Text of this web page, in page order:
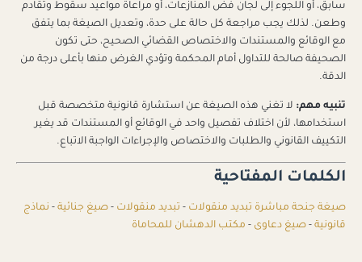
سابق، أو اللجوء إلى لجان فض المنازعات، أو مراعاة مواعيد سقوط وتقادم
وطعن. لذلك يجب مراجعة كل حالة على حدة، وتعديل الصيغة بما يتفق
مع الوقائع والمستندات والاختصاص القضائي الصحيح، حتى تكون
الصحيفة صالحة للتداول أمام المحكمة وتؤدي الغرض منها بأعلى درجة من
الدقة.
تنبيه مهم: لا تغني هذه الصيغة عن استشارة قانونية متخصصة قبل
استخدامها، لأن اختلاف تفصيل واحد في الوقائع أو المستندات قد يغير
التكييف القانوني والطلبات والاختصاص والإجراءات الواجبة الاتباع.
الكلمات المفتاحية
صيغة جنحة مباشرة تبديد منقولات - تبديد منقولات - صيغ جنائية - نماذج
قانونية - صيغ دعاوى - مكتب الدهشان للمحاماة